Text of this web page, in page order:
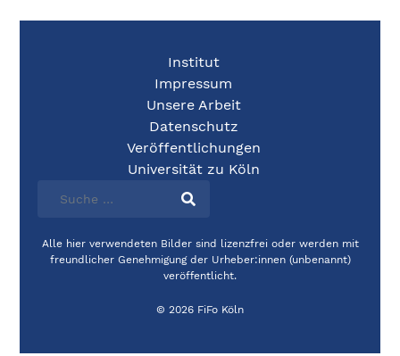
Institut
Impressum
Unsere Arbeit
Datenschutz
Veröffentlichungen
Universität zu Köln
Alle hier verwendeten Bilder sind lizenzfrei oder werden mit
freundlicher Genehmigung der Urheber:innen (unbenannt)
veröffentlicht.
© 2026 FiFo Köln